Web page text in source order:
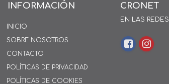
INFORMACIÓN
INICIO
SOBRE NOSOTROS
CONTACTO
POLÍTICAS DE PRIVACIDAD
POLÍTICAS DE COOKIES
CRONET
EN LAS REDES